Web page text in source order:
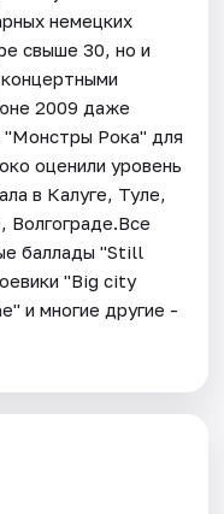
немецких
свыше 30, но и
2009 даже
"Монстры Рока" для
оценили уровень
в Калуге, Туле,
Волгограде.Все
баллады "Still
"Big city
и многие другие -